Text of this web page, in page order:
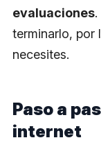
evaluaciones
terminarlo, por
necesites.
Paso a
internet